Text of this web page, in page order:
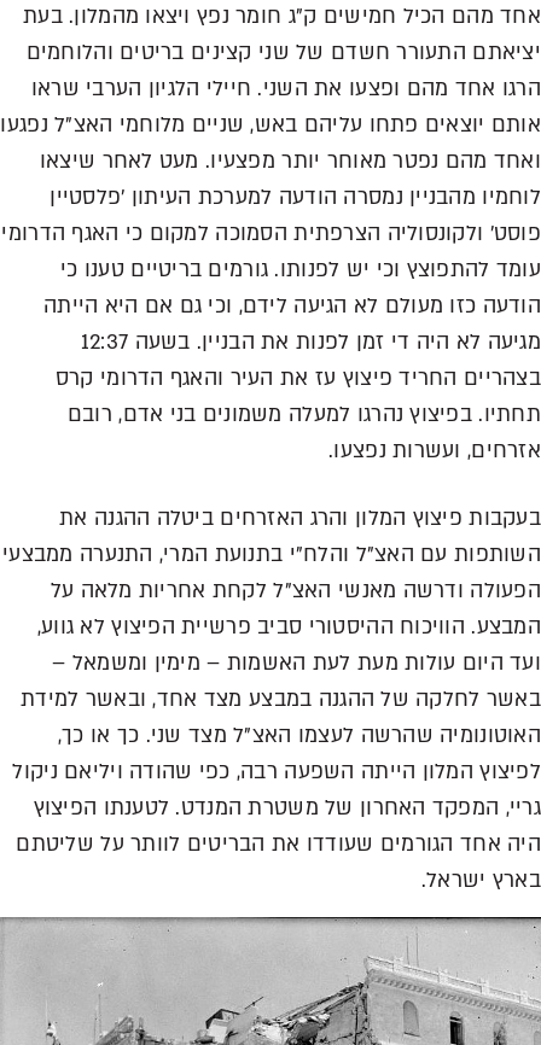
אחד מהם הכיל חמישים ק"ג חומר נפץ ויצאו מהמלון. בעת
יציאתם התעורר חשדם של שני קצינים בריטים והלוחמים
הרגו אחד מהם ופצעו את השני. חיילי הלגיון הערבי שראו
אותם יוצאים פתחו עליהם באש, שניים מלוחמי האצ"ל נפגעו
ואחד מהם נפטר מאוחר יותר מפצעיו. מעט לאחר שיצאו
לוחמיו מהבניין נמסרה הודעה למערכת העיתון 'פלסטיין
פוסט' ולקונסוליה הצרפתית הסמוכה למקום כי האגף הדרומי
עומד להתפוצץ וכי יש לפנותו. גורמים בריטיים טענו כי
הודעה כזו מעולם לא הגיעה לידם, וכי גם אם היא הייתה
מגיעה לא היה די זמן לפנות את הבניין. בשעה 12:37
בצהריים החריד פיצוץ עז את העיר והאגף הדרומי קרס
תחתיו. בפיצוץ נהרגו למעלה משמונים בני אדם, רובם
אזרחים, ועשרות נפצעו.
בעקבות פיצוץ המלון והרג האזרחים ביטלה ההגנה את
השותפות עם האצ"ל והלח"י בתנועת המרי, התנערה ממבצעי
הפעולה ודרשה מאנשי האצ"ל לקחת אחריות מלאה על
המבצע. הוויכוח ההיסטורי סביב פרשיית הפיצוץ לא גווע,
ועד היום עולות מעת לעת האשמות – מימין ומשמאל –
באשר לחלקה של ההגנה במבצע מצד אחד, ובאשר למידת
האוטונומיה שהרשה לעצמו האצ"ל מצד שני. כך או כך,
לפיצוץ המלון הייתה השפעה רבה, כפי שהודה ויליאם ניקול
גריי, המפקד האחרון של משטרת המנדט. לטענתו הפיצוץ
היה אחד הגורמים שעודדו את הבריטים לוותר על שליטתם
בארץ ישראל.